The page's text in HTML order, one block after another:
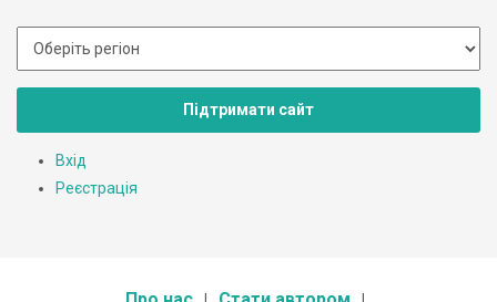
Підтримати сайт
Вхід
Реєстрація